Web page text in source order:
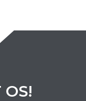
OS!